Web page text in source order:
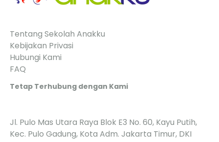
Tentang Sekolah Anakku
Kebijakan Privasi
Hubungi Kami
FAQ
Tetap Terhubung dengan Kami
Jl. Pulo Mas Utara Raya Blok E3 No. 60, Kayu Putih,
Kec. Pulo Gadung, Kota Adm. Jakarta Timur, DKI